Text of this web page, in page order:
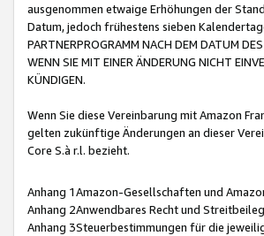
ausgenommen etwaige Erhöhungen der
Datum, jedoch frühestens sieben
PARTNERPROGRAMM NACH DEM DATUM
WENN SIE MIT EINER ÄNDERUNG NICHT
KÜNDIGEN.
Wenn Sie diese Vereinbarung mit Amazon
gelten zukünftige Änderungen an dieser
Core S.à r.l. bezieht.
Anhang 1Amazon-Gesellschaften und
Anhang 2Anwendbares Recht und
Anhang 3Steuerbestimmungen für die